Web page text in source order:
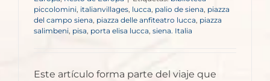
piccolomini, italianvillages, lucca, palio de siena, piazza
del campo siena, piazza delle anfiteatro lucca, piazza
salimbeni, pisa, porta elisa lucca, siena. Italia
Este artículo forma parte del viaje que